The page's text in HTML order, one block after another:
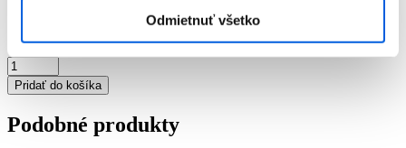
Odmietnuť všetko
množstvo
Peňaženka
pánska
Tom
Pridať do košíka
Podobné produkty